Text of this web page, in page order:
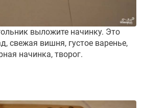
выложите начинку. Это
свежая вишня, густое варенье,
начинка, творог.